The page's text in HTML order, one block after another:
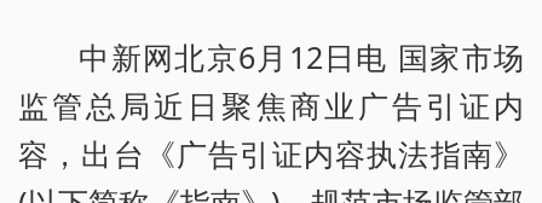
中新网北京6月12日电 国家市场
监管总局近日聚焦商业广告引证内
容，出台《广告引证内容执法指南》